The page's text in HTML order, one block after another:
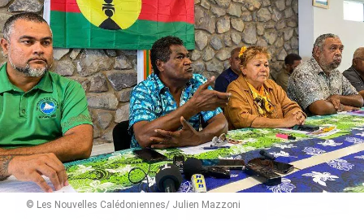
SÉRIE. Histoire des chefs-lieux d’Outre-mer :
Nouméa, une capitale construite par le bagne,
le nickel et le Pacifique
le 08/08/2026
© Les Nouvelles Calédoniennes/ Julien Mazzoni